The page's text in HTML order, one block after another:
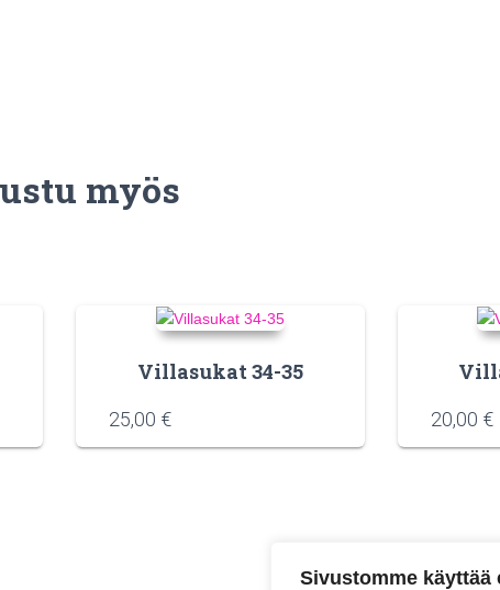
Sivustomme käyttää
myös
Villasukat 34-35
25,00 € 20,00 €